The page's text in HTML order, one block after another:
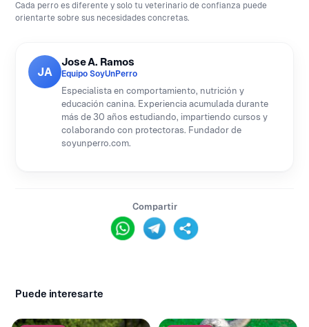
Cada perro es diferente y solo tu veterinario de confianza puede
orientarte sobre sus necesidades concretas.
JA
Jose A. Ramos
Equipo SoyUnPerro
Especialista en comportamiento, nutrición y
educación canina. Experiencia acumulada durante
más de 30 años estudiando, impartiendo cursos y
colaborando con protectoras. Fundador de
soyunperro.com.
Compartir
Puede interesarte